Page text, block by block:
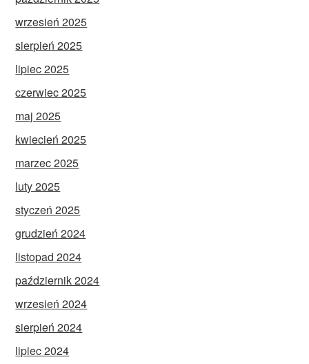
wrzesień 2025
sierpień 2025
lipiec 2025
czerwiec 2025
maj 2025
kwiecień 2025
marzec 2025
luty 2025
styczeń 2025
grudzień 2024
listopad 2024
październik 2024
wrzesień 2024
sierpień 2024
lipiec 2024